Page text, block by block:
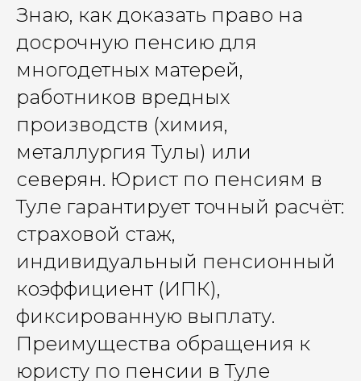
Знаю, как доказать право на
досрочную пенсию для
многодетных матерей,
работников вредных
производств (химия,
металлургия Тулы) или
северян. Юрист по пенсиям в
Туле гарантирует точный расчёт:
страховой стаж,
индивидуальный пенсионный
коэффициент (ИПК),
фиксированную выплату.
Преимущества обращения к
юристу по пенсии в Туле